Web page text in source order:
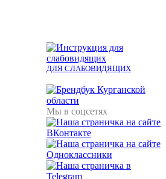
ДЛЯ СЛАБОВИДЯЩИХ
Мы в соцсетях